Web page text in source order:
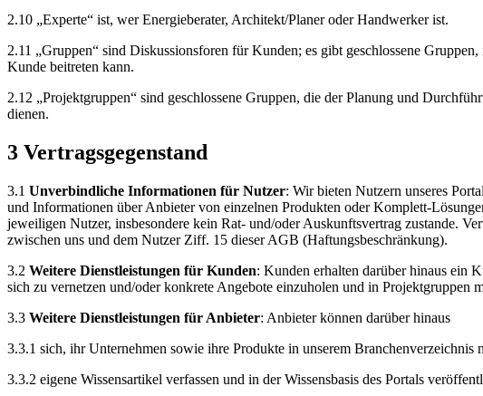
2.10 „Experte“ ist, wer Energieberater, Architekt/Planer oder Handwerker ist.
2.11 „Gruppen“ sind Diskussionsforen für Kunden; es gibt geschlossene
Kunde beitreten kann.
2.12 „Projektgruppen“ sind geschlossene Gruppen, die der Planung und
dienen.
3 Vertragsgegenstand
3.1 Unverbindliche Informationen für Nutzer: Wir bieten Nutzern unseres
und Informationen über Anbieter von einzelnen Produkten oder Komplett-
jeweiligen Nutzer, insbesondere kein Rat- und/oder Auskunftsvertrag zustande.
zwischen uns und dem Nutzer Ziff. 15 dieser AGB (Haftungsbeschränkung).
3.2 Weitere Dienstleistungen für Kunden: Kunden erhalten darüber hinaus ein
sich zu vernetzen und/oder konkrete Angebote einzuholen und in Projektgruppen
3.3 Weitere Dienstleistungen für Anbieter: Anbieter können darüber hinaus
3.3.1 sich, ihr Unternehmen sowie ihre Produkte in unserem
3.3.2 eigene Wissensartikel verfassen und in der Wissensbasis des Portals